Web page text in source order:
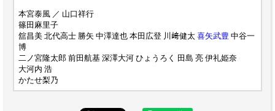
本宮泰風 ／ 山口祥行
篠田麻里子
舘昌美 北代高士 勝矢 中澤達也 本田広登 川﨑健太 喜矢武豊 中谷一
博
二ノ宮隆太郎 前田航基 深澤大河 ひょうろく 田島 亮 伊礼姫奈
大河内 浩
かたせ梨乃